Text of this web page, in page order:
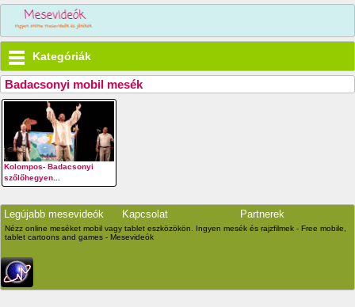
Kategóriák
Badacsonyi mobil mesék
Kolompos- Badacsonyi
szőlőhegyen...
Legújabb mesevideók Kapcsolat Partnerek
Nézz online meséket mobil vagy tablet eszközökön. Ingyen mesék és rajzfilmek - Free mobile,
tablet cartoons and games - Mesevideók